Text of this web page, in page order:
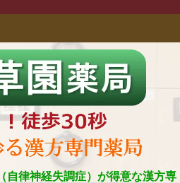
自律神経失調症）が得意な漢方専